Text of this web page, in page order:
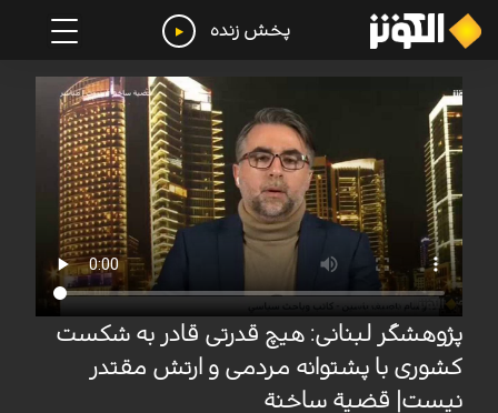
پخش زنده
پژوهشگر لبنانی: هیچ قدرتی قادر به شکست
کشوری با پشتوانه مردمی و ارتش مقتدر
نیست| قضیة ساخنة